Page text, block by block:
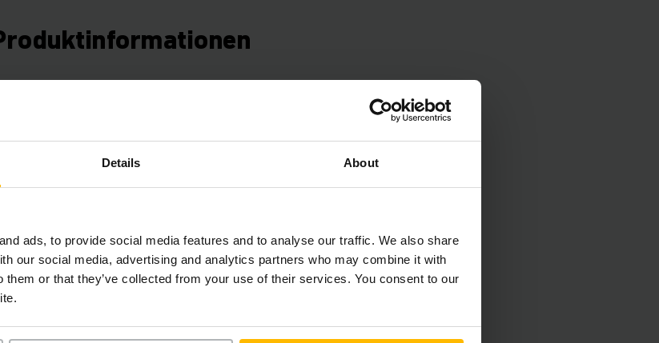
Details About
ads, to provide social media features and to analyse our traffic. We also share
our social media, advertising and analytics partners who may combine it with
them or that they’ve collected from your use of their services. You consent to our
umfassende Zusammenfassung der technischen Spezifikationen und
Ja, 24 V / 80 A
2025